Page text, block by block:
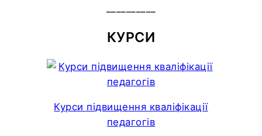
КУРСИ
Курси підвищення кваліфікації
педагогів